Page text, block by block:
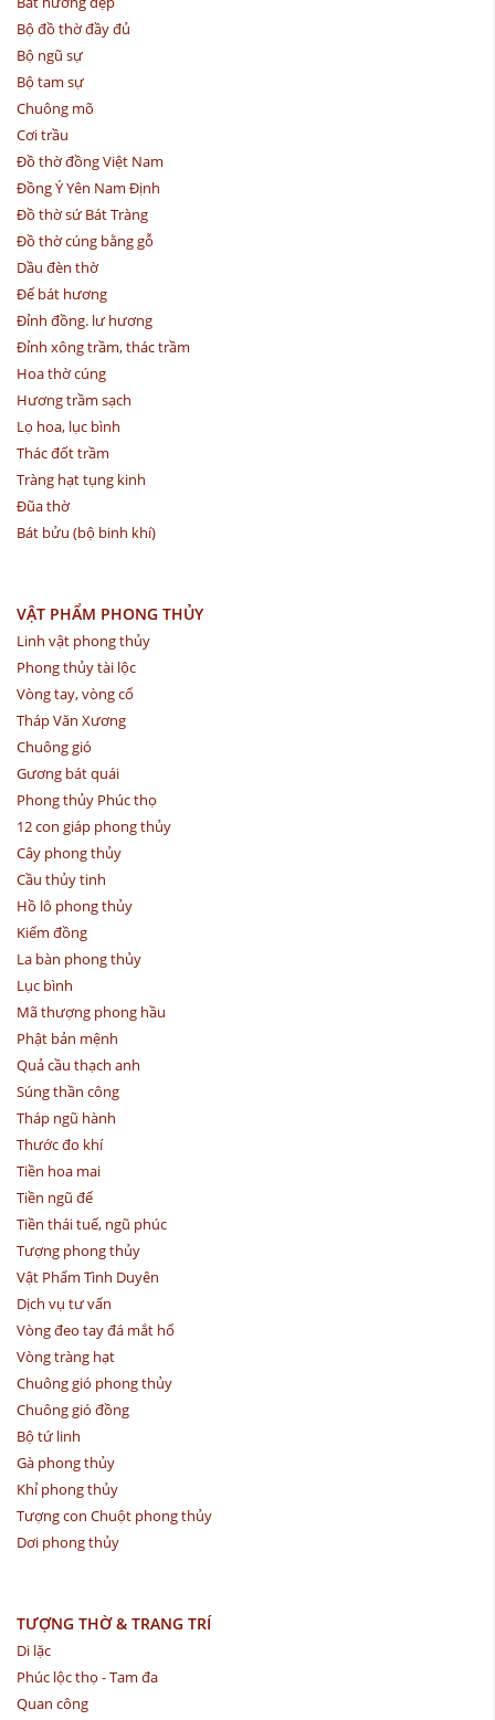
Bộ đồ thờ đầy đủ
Bộ ngũ sự
Bộ tam sự
Chuông mõ
Cơi trầu
Đồ thờ đồng Việt Nam
Đồng Ý Yên Nam Định
Đồ thờ sứ Bát Tràng
Đồ thờ cúng bằng gỗ
Dầu đèn thờ
Đế bát hương
Đỉnh đồng. lư hương
Đỉnh xông trầm, thác trầm
Hoa thờ cúng
Hương trầm sạch
Lọ hoa, lục bình
Thác đốt trầm
Tràng hạt tụng kinh
Đũa thờ
Bát bửu (bộ binh khí)
VẬT PHẨM PHONG THỦY
Linh vật phong thủy
Phong thủy tài lộc
Vòng tay, vòng cổ
Tháp Văn Xương
Chuông gió
Gương bát quái
Phong thủy Phúc thọ
12 con giáp phong thủy
Cây phong thủy
Cầu thủy tinh
Hồ lô phong thủy
Kiếm đồng
La bàn phong thủy
Lục bình
Mã thượng phong hầu
Phật bản mệnh
Quả cầu thạch anh
Súng thần công
Tháp ngũ hành
Thước đo khí
Tiền hoa mai
Tiền ngũ đế
Tiền thái tuế, ngũ phúc
Tượng phong thủy
Vật Phẩm Tình Duyên
Dịch vụ tư vấn
Vòng đeo tay đá mắt hổ
Vòng tràng hạt
Chuông gió phong thủy
Chuông gió đồng
Bộ tứ linh
Gà phong thủy
Khỉ phong thủy
Tượng con Chuột phong thủy
Dơi phong thủy
TƯỢNG THỜ & TRANG TRÍ
Di lặc
Phúc lộc thọ - Tam đa
Quan công